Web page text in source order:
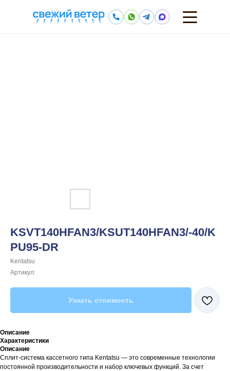
KSVT140HFAN3/KSUT140HFAN3/-40/K
PU95-DR
Kentatsu
Артикул:
Узнать стоимость
Описание
Характеристики
Описание
Сплит-система кассетного типа Kentatsu — это современные технологии
постоянной производительности и набор ключевых функций. За счет